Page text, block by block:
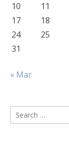
10
11
17
18
24
25
31
« Mar
Search
for: